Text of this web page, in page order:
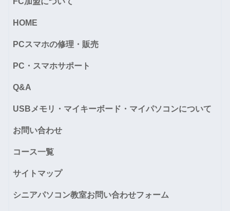
HOME
PCスマホの修理・販売
PC・スマホサポート
Q&A
USBメモリ・マイキーボード・マイパソコンについて
お問い合わせ
コース一覧
サイトマップ
シニアパソコン教室お問い合わせフォーム